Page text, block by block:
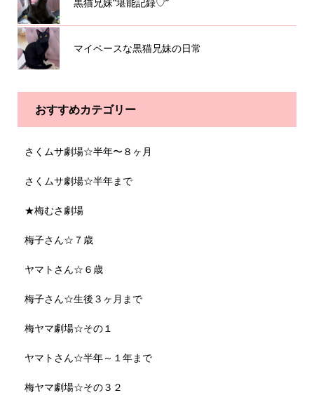
マイペースな黒猫兄妹の日常
おすすめカテゴリー
さくムサ劇場☆半年〜８ヶ月
さくムサ劇場☆半年まで
★梅むさ劇場
梅子さん☆７歳
ヤマトさん☆６歳
梅子さん☆生後３ヶ月まで
梅ヤマ劇場☆その１
ヤマトさん☆半年～１年まで
梅ヤマ劇場☆その３２